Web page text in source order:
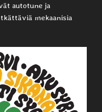
autotune ja
mekaanisia